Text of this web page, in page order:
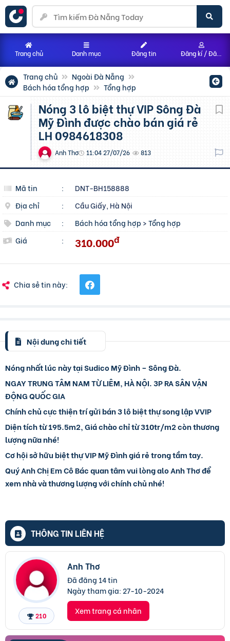
Trang chủ
Ngoài Đà Nẵng
Bách hóa tổng hợp
Tổng hợp
Nóng 3 lô biệt thự VIP Sông Đà
Mỹ Đình được chào bán giá rẻ
LH 0984618308
Anh Thơ 11:04 27/07/26 813
Mã tin :
DNT-BH158888
Địa chỉ
:
Cầu Giấy, Hà Nội
Danh mục
: Bách hóa tổng hợp >Tổng hợp
Giá
: 310.000đ
Chia sẻ tin này:
Nội dung chi tiết
Nóng nhất lúc này tại Sudico Mỹ Đình – Sông Đà.
NGAY TRUNG TÂM NAM TỪ LIÊM, HÀ NỘI.3P RA SÂN VẬN
ĐỘNG QUỐC GIA
Chính chủ cực thiện trí gửi bán 3 lô biệt thự song lập VVIP
Diện tích từ 195.5m2,Giá chào chỉ từ 310tr/m2 còn thương
lượng nữa nhé!
Cơ hội sở hữu biệt thự VIP Mỹ Đình giá rẻ trong tầm tay.
Quý Anh Chị Em Cô Bác quan tâm vui lòng alo Anh Thơ để
xem nhà và thương lượng với chính chủ nhé!
THÔNG TIN LIÊN HỆ
210
Anh Thơ
Đã đăng 14 tin
Ngày tham gia: 27-10-2024
Xem trang cá nhân
Trang chủ Danh mục Đăng tin